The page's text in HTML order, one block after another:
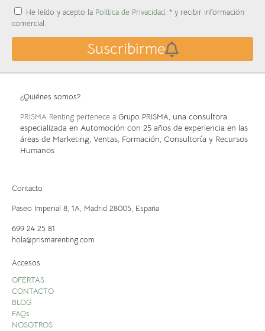
He leído y acepto la Política de Privacidad, * y recibir información
comercial.
Suscribirme
¿Quiénes somos?
PRISMA Renting pertenece a Grupo PRISMA, una consultora
especializada en Automoción con 25 años de experiencia en las
áreas de Marketing, Ventas, Formación, Consultoría y Recursos
Humanos
Contacto
Paseo Imperial 8, 1A, Madrid 28005, España
699 24 25 81
hola@prismarenting.com
Accesos
OFERTAS
CONTACTO
BLOG
FAQs
NOSOTROS